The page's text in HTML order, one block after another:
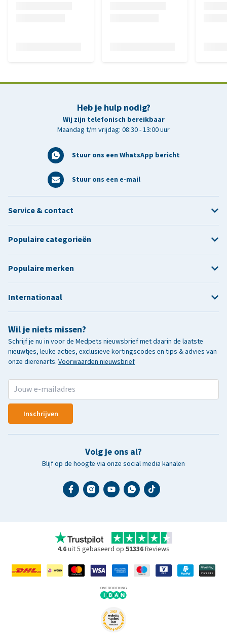
Heb je hulp nodig?
Wij zijn telefonisch bereikbaar
Maandag t/m vrijdag: 08:30 - 13:00 uur
Stuur ons een WhatsApp bericht
Stuur ons een e-mail
Wil je niets missen?
Schrijf je nu in voor de Medpets nieuwsbrief met daarin de laatste
nieuwtjes, leuke acties, exclusieve kortingscodes en tips & advies van
onze dierenarts. Voorwaarden nieuwsbrief
Inschrijven
Volg je ons al?
Blijf op de hoogte via onze social media kanalen
Service & contact
Populaire categorieën
Populaire merken
Internationaal
4.6uit 5 gebaseerd op 51336Reviews